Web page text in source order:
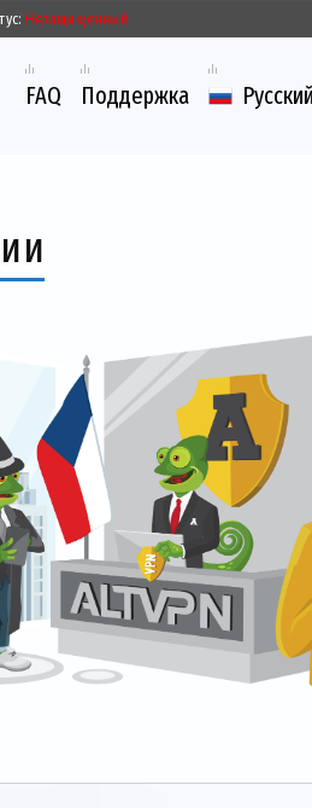
Незащищенный
FAQ Поддержка Русский